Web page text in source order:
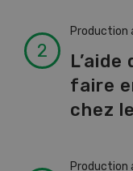
Production
faire
chez
Production